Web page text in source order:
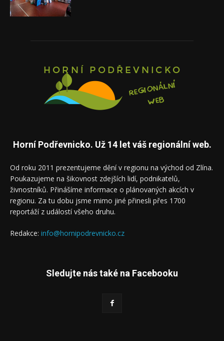
Horní Podřevnicko. Už 14 let váš regionální web.
Od roku 2011 prezentujeme dění v regionu na východ od Zlína.
Poukazujeme na šikovnost zdejších lidí, podnikatelů,
živnostníků. Přinášíme informace o plánovaných akcích v
regionu. Za tu dobu jsme mimo jiné přinesli přes 1700
reportáží z událostí všeho druhu.
Redakce: info@hornipodrevnicko.cz
Sledujte nás také na Facebooku